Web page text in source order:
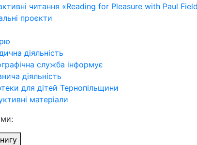
читання «Reading for Pleasure with Paul
проєкти
діяльність
служба інформує
діяльність
для дітей Тернопільщини
матеріали